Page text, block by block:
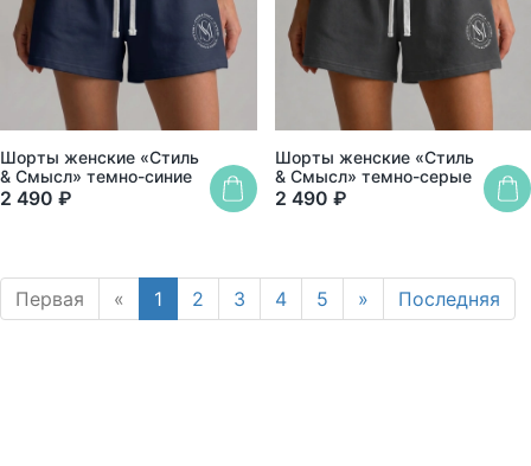
Шорты женские «Стиль
& Смысл» темно-синие
2 490 ₽
Шорты женские «Стиль
& Смысл» темно-серые
2 490 ₽
Первая « 1 2 3 4 5 » Последняя